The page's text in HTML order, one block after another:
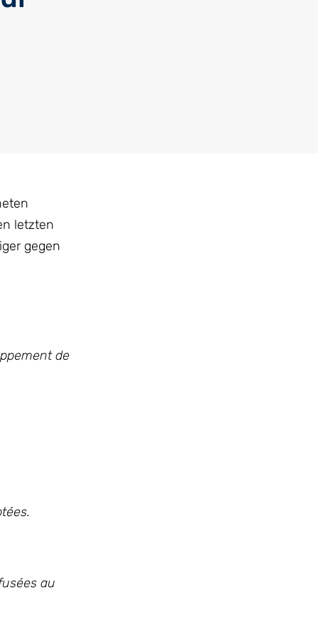
letzten
gegen
de
au